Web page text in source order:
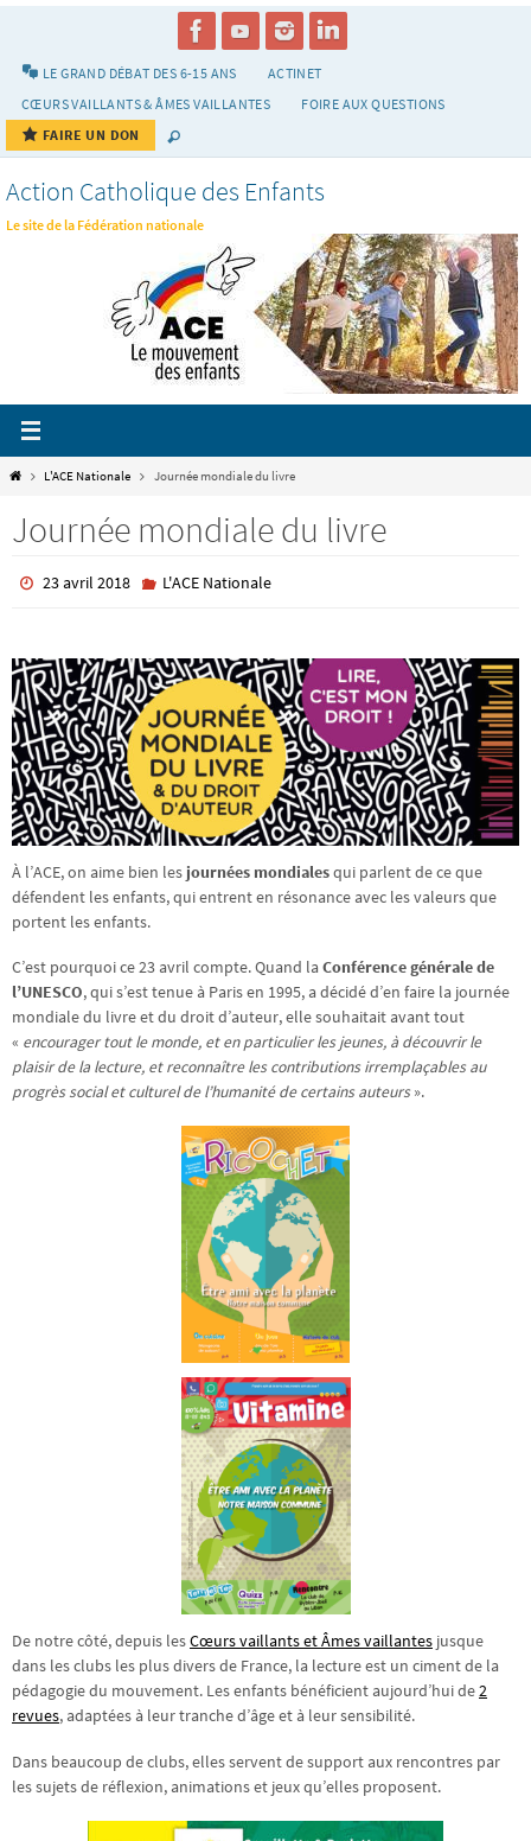
LE GRAND DÉBAT DES 6-15 ANS
ACTINET
CŒURS VAILLANTS & ÂMES VAILLANTES
FOIRE AUX QUESTIONS
FAIRE UN DON
Action Catholique des Enfants
Le site de la Fédération nationale
HomeL'ACE Nationale Journée mondiale du livre
Journée mondiale du livre
23 avril 2018 L'ACE Nationale
À l’ACE, on aime bien les journées mondialesqui parlent de ce que
défendent les enfants, qui entrent en résonance avec les valeurs que
portent les enfants.
C’est pourquoi ce 23 avril compte. Quand laConférence générale de
l’UNESCO, qui s’est tenue à Paris en 1995, a décidé d’en faire la journée
mondiale du livre et du droit d’auteur, elle souhaitait avant tout
« encourager tout le monde, et en particulier les jeunes, à découvrir le
plaisir de la lecture, et reconnaître les contributions irremplaçables au
progrès social et culturel de l’humanité de certains auteurs ».
De notre côté, depuis lesCœurs vaillants et Âmes vaillantes jusque
dans les clubs les plus divers de France, la lecture est un ciment de la
pédagogie du mouvement. Les enfants bénéficient aujourd’hui de2
revues, adaptées à leur tranche d’âge et à leur sensibilité.
Dans beaucoup de clubs, elles servent de support aux rencontres par
les sujets de réflexion, animations et jeux qu’elles proposent.